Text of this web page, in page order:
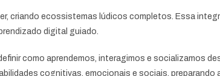
criando ecossistemas lúdicos completos. Essa
digital guiado.
como aprendemos, interagimos e socializamos
cognitivas, emocionais e sociais,